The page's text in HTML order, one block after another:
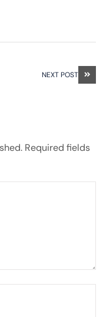
NEXT POST
Required fields